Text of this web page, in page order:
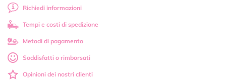
Richiedi informazioni
Tempi e costi di spedizione
Metodi di pagamento
Soddisfatti o rimborsati
Opinioni dei nostri clienti